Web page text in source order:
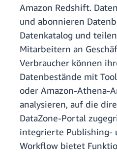
Amazon Redshift.
und abonnieren
Datenkatalog und
Mitarbeitern an
Verbraucher können
Datenbestände mit
oder Amazon-Athena-
analysieren, auf die
DataZone-Portal
integrierte Publishing-
Workflow bietet